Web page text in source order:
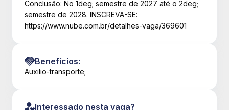
Conclusão: No 1deg; semestre de 2027 até o 2deg;
semestre de 2028. INSCREVA-SE:
https://www.nube.com.br/detalhes-vaga/369601
Benefícios:
Auxilio-transporte;
Interessado nesta vaga?